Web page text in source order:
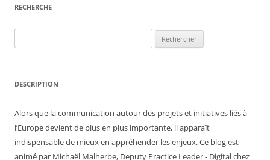
articles
RECHERCHE
DESCRIPTION
Alors que la communication autour des projets et initiatives liés à
l’Europe devient de plus en plus importante, il apparaît
indispensable de mieux en appréhender les enjeux. Ce blog est
animé par Michaël Malherbe, Deputy Practice Leader - Digital chez